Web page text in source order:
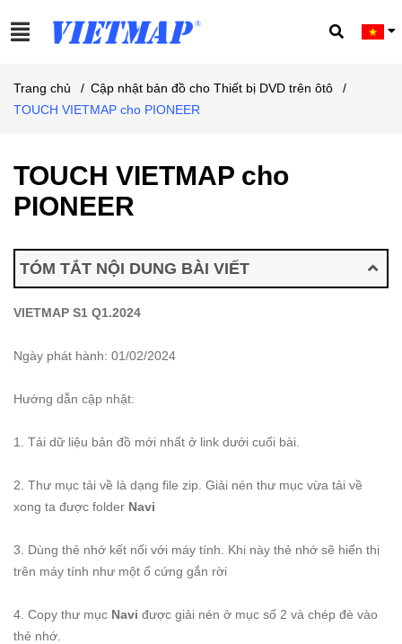
Trang chủ / Cập nhật bản đồ cho Thiết bị DVD trên ôtô
/
TOUCH VIETMAP cho PIONEER
TOUCH VIETMAP cho
PIONEER
TÓM TẮT NỘI DUNG BÀI VIẾT
VIETMAP S1 Q1.2024
Ngày phát hành: 01/02/2024
Hướng dẫn cập nhật:
1. Tải dữ liệu bản đồ mới nhất ở link dưới cuối bài.
2. Thư mục tải về là dạng file zip. Giải nén thư mục vừa tải về
xong ta được folder Navi
3. Dùng thẻ nhớ kết nối với máy tính. Khi này thẻ nhớ sẽ hiển thị
trên máy tính như một ổ cứng gắn rời
4. Copy thư mục Navi được giải nén ở mục số 2 và chép đè vào
thẻ nhớ.